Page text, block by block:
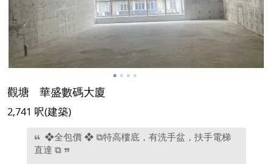
觀塘 華盛數碼大廈
2,741 呎(建築)
❖全包價 ❖ ⧉特高樓底，有洗手盆，扶手電梯
直達 ⧉